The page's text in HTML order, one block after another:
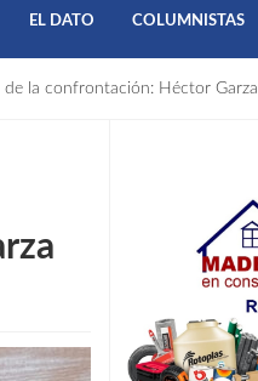
EL DATO COLUMNISTAS
la confrontación: Héctor Garza